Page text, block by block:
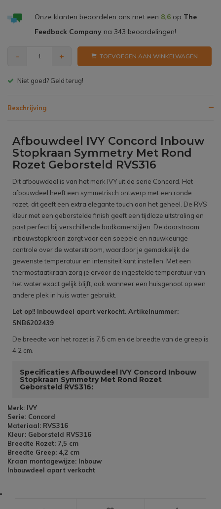
Onze klanten beoordelen ons met een 8,6op The
Feedback Companyna 343 beoordelingen!
- + TOEVOEGEN AAN WINKELWAGEN
Gratis bezorgen v.a. € 150,- (NL)
Beschrijving
Afbouwdeel IVY Concord Inbouw
Stopkraan Symmetry Met Rond
Rozet Geborsteld RVS316
Dit afbouwdeel is van het merk IVY uit de serie Concord. Het
afbouwdeel heeft een symmetrisch ontwerp met een ronde
rozet, dit geeft een extra elegante touch aan het geheel. De RVS
kleur met een geborstelde finish geeft een tijdloze uitstraling en
past perfect bij verschillende badkamerstijlen. De doorstroom
inbouwstopkraan zorgt voor een soepele en nauwkeurige
controle over de waterstroom, waardoor je gemakkelijk de
gewenste temperatuur en intensiteit kunt instellen. Met een
thermostaatkraan zorg je ervoor de ingestelde temperatuur van
het water exact gelijk blijft, ook wanneer een huisgenoot op een
andere plek in huis water gebruikt.
Let op!! Inbouwdeel apart verkocht. Artikelnummer:
SNB6202439
De breedte van het rozet is 7,5 cm en de breedte van de greep is
4,2 cm.
Specificaties Afbouwdeel IVY Concord Inbouw
Stopkraan Symmetry Met Rond Rozet
Geborsteld RVS316:
Merk: IVY
Serie: Concord
Materiaal: RVS316
Kleur: Geborsteld RVS316
Breedte Rozet: 7,5 cm
Breedte Greep: 4,2 cm
Kraan montagewijze: Inbouw
Inbouwdeel apart verkocht